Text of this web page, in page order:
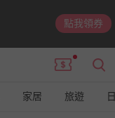
點我領券
家居 旅遊